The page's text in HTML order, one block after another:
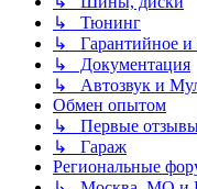
↳ Тюнинг
↳ Гарантийное и
↳ Документация
↳ Автозвук и
Обмен опытом
↳ Первые отзывы
↳ Гараж
Региональные